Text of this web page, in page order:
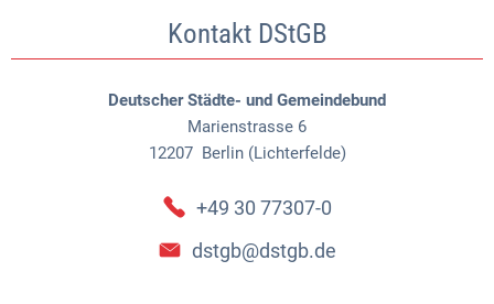
Kontakt DStGB
Deutscher Städte- und Gemeindebund
Marienstrasse 6
12207 Berlin (Lichterfelde)
+49 30 77307-0
dstgb@dstgb.de